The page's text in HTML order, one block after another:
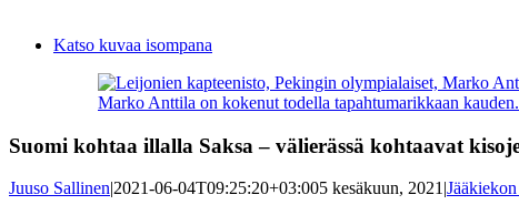
Katso kuvaa isompana
Marko Anttila on kokenut todella tapahtumarikkaan
Suomi kohtaa illalla Saksa – välierässä kohtaavat
Juuso Sallinen|2021-06-04T09:25:20+03:005 kesäkuun, 2021|